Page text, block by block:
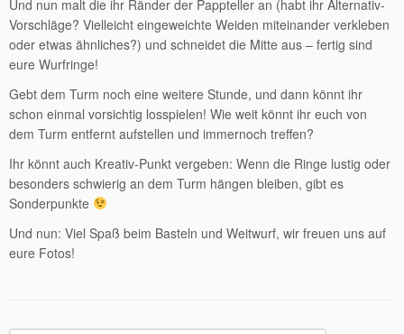
Und nun malt die ihr Ränder der Pappteller an (habt ihr Alternativ-
Vorschläge? Vielleicht eingeweichte Weiden miteinander verkleben
oder etwas ähnliches?) und schneidet die Mitte aus – fertig sind
eure Wurfringe!
Gebt dem Turm noch eine weitere Stunde, und dann könnt ihr
schon einmal vorsichtig losspielen! Wie weit könnt ihr euch von
dem Turm entfernt aufstellen und immernoch treffen?
Ihr könnt auch Kreativ-Punkt vergeben: Wenn die Ringe lustig oder
besonders schwierig an dem Turm hängen bleiben, gibt es
Sonderpunkte
Und nun: Viel Spaß beim Basteln und Weitwurf, wir freuen uns auf
eure Fotos!